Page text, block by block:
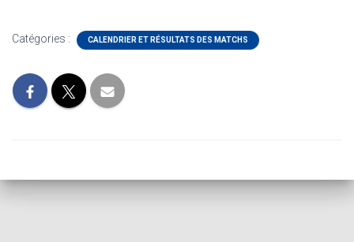
Catégories : CALENDRIER ET RÉSULTATS DES MATCHS